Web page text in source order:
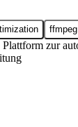
ffmpeg